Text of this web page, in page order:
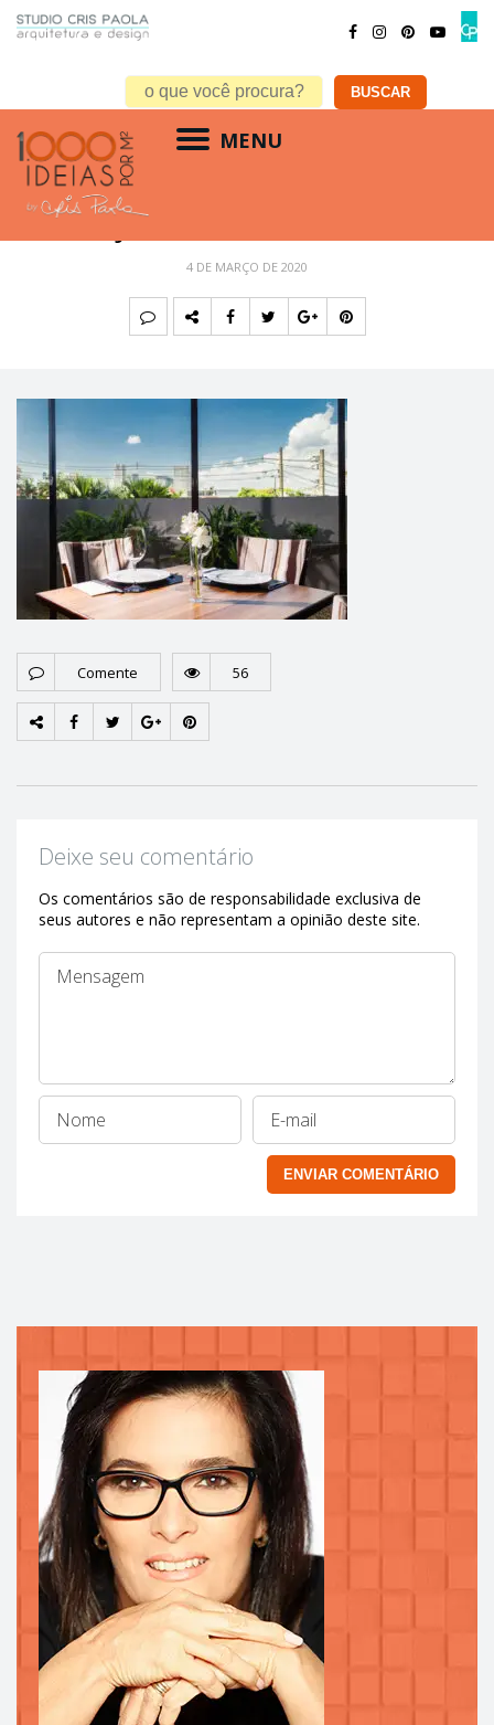
MENU
@JoaoRibeiroFoto-3303
4 DE MARÇO DE 2020
Comente 56
Deixe seu comentário
Os comentários são de responsabilidade exclusiva de
seus autores e não representam a opinião deste site.